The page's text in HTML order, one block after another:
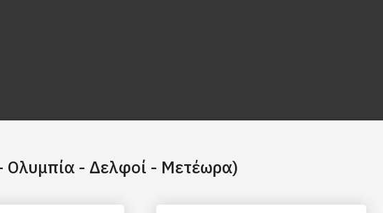
- Δελφοί - Μετέωρα)